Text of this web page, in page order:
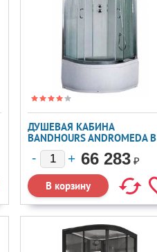
ДУШЕВАЯ КАБИНА
BANDHOURS ANDROMEDA B
90X90
66 283 ₽